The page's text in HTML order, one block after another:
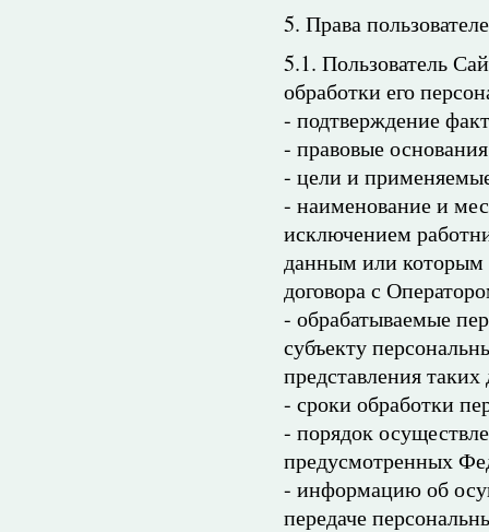
5. Права
5.1. Пользователь
обработки его
- подтверждение
- правовые
- цели и
- наименование и
исключением
данным или которым
договора с
- обрабатываемые
субъекту
представления
- сроки обработки
- порядок
предусмотренных
- информацию об
передаче